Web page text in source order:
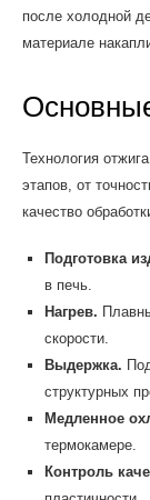
после холодной
материале
Технология
этапов, от
качество
Подготовка
в печь.
Нагрев.
скорости.
Выдержка.
структурных
Медленное
термокамере.
Контроль